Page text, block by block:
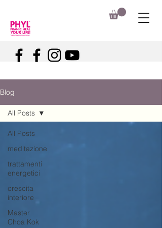
Blog
All Posts
meditazione
trattamenti
energetici
crescita
interiore
Master
Choa Kok
All Posts